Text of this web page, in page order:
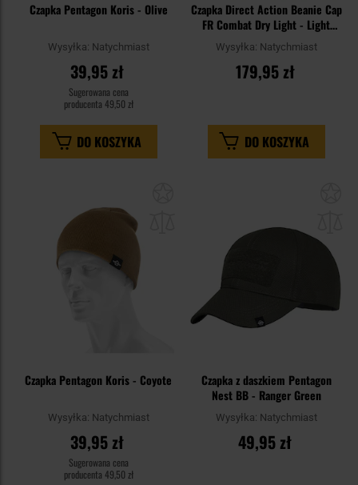
Czapka Pentagon Koris - Olive
Wysyłka: Natychmiast
39,95 zł
Sugerowana cena
producenta 49,50 zł
DO KOSZYKA
Czapka Direct Action Beanie Cap
FR Combat Dry Light - Light
Coyote
Wysyłka: Natychmiast
179,95 zł
DO KOSZYKA
Czapka Pentagon Koris - Coyote
Wysyłka: Natychmiast
39,95 zł
Sugerowana cena
producenta 49,50 zł
Czapka z daszkiem Pentagon
Nest BB - Ranger Green
Wysyłka: Natychmiast
49,95 zł